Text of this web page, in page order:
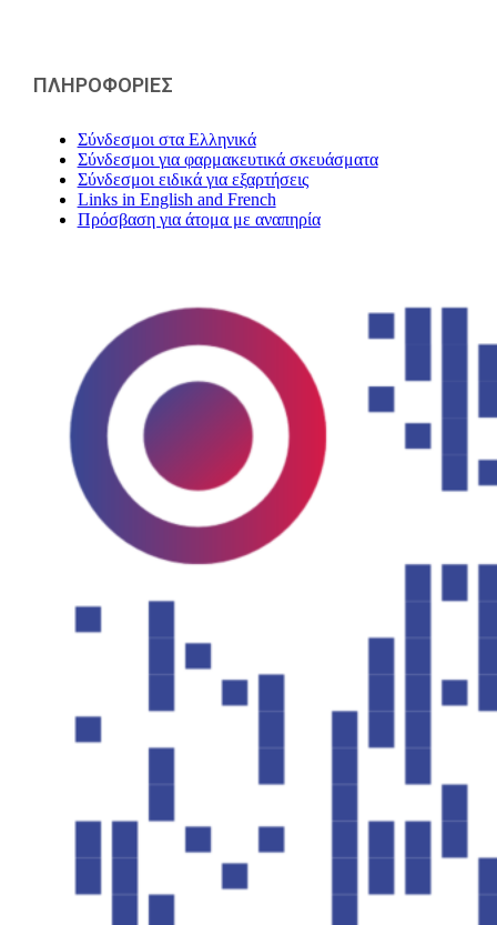
ΠΛΗΡΟΦΟΡΙΕΣ
Σύνδεσμοι στα Ελληνικά
Σύνδεσμοι για φαρμακευτικά σκευάσματα
Σύνδεσμοι ειδικά για εξαρτήσεις
Links in English and French
Πρόσβαση για άτομα με αναπηρία